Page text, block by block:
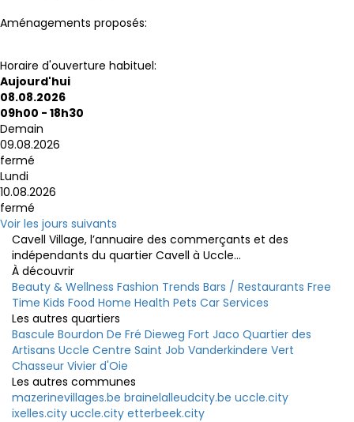
Aménagements proposés:
Horaire d'ouverture habituel:
Aujourd'hui
08.08.2026
09h00 - 18h30
Demain
09.08.2026
fermé
Lundi
10.08.2026
fermé
Voir les jours suivants
Cavell Village, l’annuaire des commerçants et des
indépendants du quartier Cavell à Uccle...
À découvrir
Beauty & Wellness Fashion Trends Bars / Restaurants Free
Time Kids Food Home Health Pets Car Services
Les autres quartiers
Bascule Bourdon De Fré Dieweg Fort Jaco Quartier des
Artisans Uccle Centre Saint Job Vanderkindere Vert
Chasseur Vivier d'Oie
Les autres communes
mazerinevillages.be brainelalleudcity.be uccle.city
ixelles.city uccle.city etterbeek.city